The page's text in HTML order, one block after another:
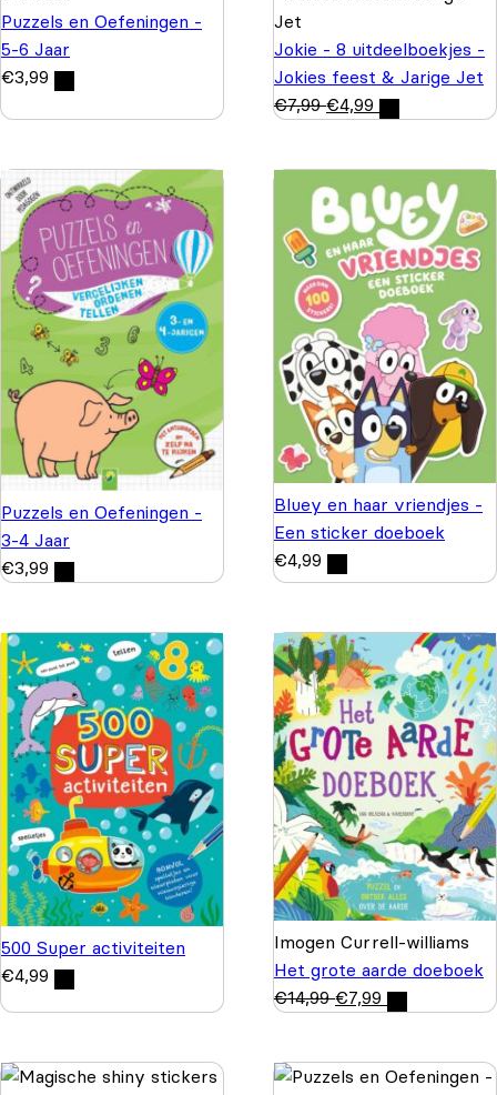
Puzzels en Oefeningen -
5-6 Jaar
€3,99
Jokie - 8 uitdeelboekjes -
Jokies feest & Jarige Jet
€7,99 €4,99
Puzzels en Oefeningen -
3-4 Jaar
€3,99
Bluey en haar vriendjes -
Een sticker doeboek
€4,99
500 Super activiteiten
€4,99
Imogen Currell-williams
Het grote aarde doeboek
€14,99 €7,99